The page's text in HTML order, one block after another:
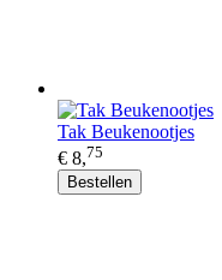
Tak Beukenootjes
€ 8,75
Bestellen